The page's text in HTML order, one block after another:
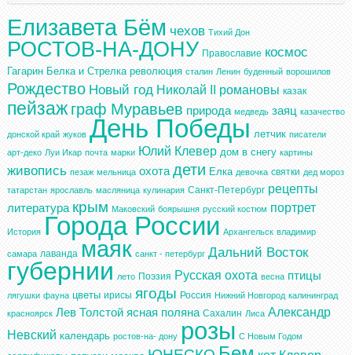
Елизавета Бём чехов Тихий Дон
РОСТОВ-НА-ДОНУ Православие космос
Гагарин Белка и Стрелка революция сталин Ленин буденный ворошилов
Рождество Новый год Николай II романовы казак
пейзаж граф Муравьев природа медведь заяц казачество
донской край жуков День Победы летчик писатели
арт-деко Луи Икар почта марки Юлий Клевер дом в снегу картины
живопись пезаж мельница охота дети Елка девочка святки дед мороз
татарстан ярославль масляница кулинария Санкт-Петербург рецепты
литература крым Маковский боярышня русский костюм портрет
История Города России Архангельск владимир
самара лаванда маяк санкт - петербург Дальний Восток
губернии лето Поэзия Русская охота весна птицы
лягушки фауна цветы ирисы ягоды Россия Нижний Новгород калининград
красноярск Лев Толстой ясная поляна Сахалин Лиса Александр
Невский календарь ростов-на- дону розы С Новым Годом